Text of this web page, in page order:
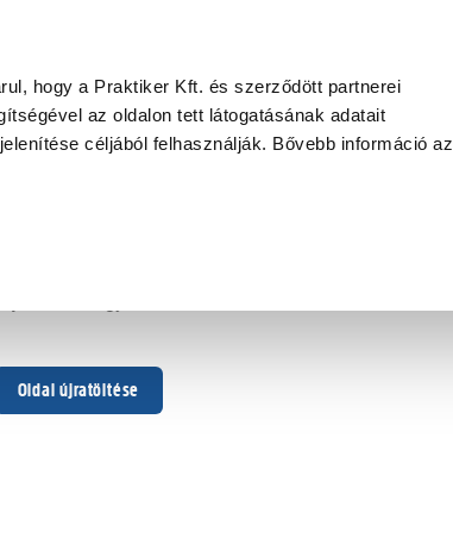
hogy a Praktiker Kft. és szerződött partnerei
az oldalon tett látogatásának adatait
céljából felhasználják. Bővebb információ az
Oldal újratöltése